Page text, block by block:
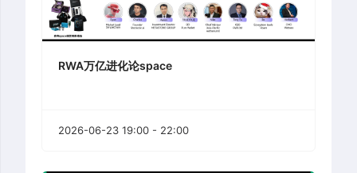
RWA万亿进化论space
2026-06-23 19:00 - 22:00